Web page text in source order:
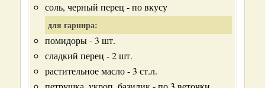
соль, черный перец - по вкусу
для гарнира:
помидоры - 3 шт.
сладкий перец - 2 шт.
растительное масло - 3 ст.л.